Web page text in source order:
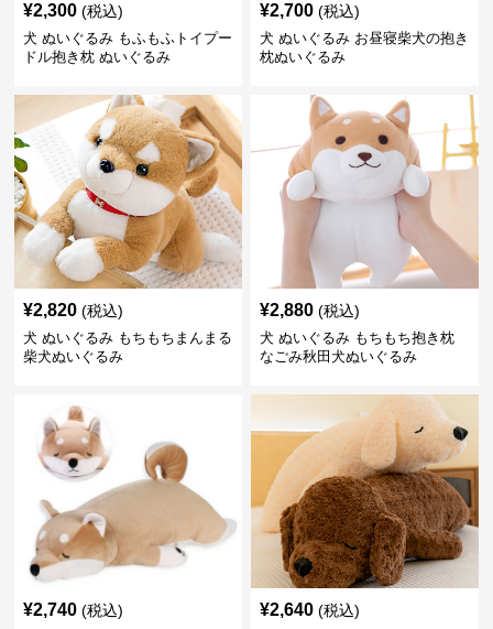
¥2,300 (税込)
犬 ぬいぐるみ もふもふトイプー
ドル抱き枕 ぬいぐるみ
¥2,700 (税込)
犬 ぬいぐるみ お昼寝柴犬の抱き
枕ぬいぐるみ
¥2,820 (税込)
犬 ぬいぐるみ もちもちまんまる
柴犬ぬいぐるみ
¥2,880 (税込)
犬 ぬいぐるみ もちもち抱き枕
なごみ秋田犬ぬいぐるみ
¥2,740 (税込) ¥2,640 (税込)